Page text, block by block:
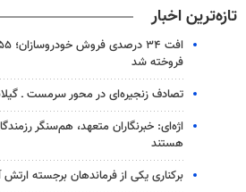
تازه‌ترین اخبار
فروخته شد
تصادف زنجیره‌ای در محور سرمست ـ گیلانغرب ۳ کشته
اژه‌ای: خبرنگاران متعهد، هم‌سنگر
هستند
برکناری یکی از فرماندهان برجسته ارتش